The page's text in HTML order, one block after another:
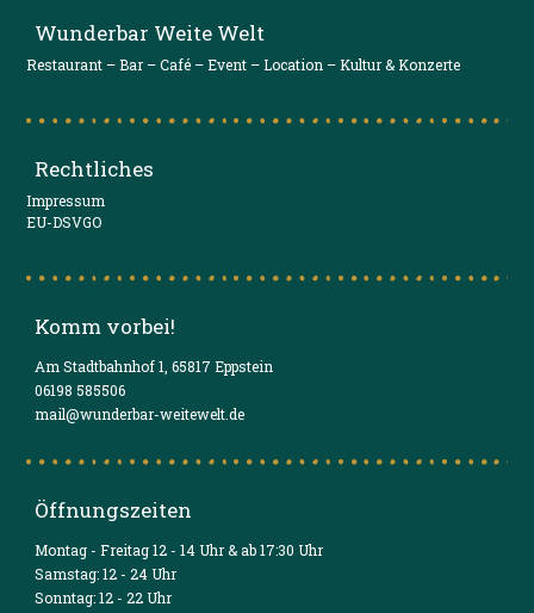
Wunderbar Weite Welt
Restaurant – Bar – Café – Event – Location – Kultur & Konzerte
Rechtliches
Impressum
EU-DSVGO
Komm vorbei!
Am Stadtbahnhof 1, 65817 Eppstein
06198 585506
mail@wunderbar-weitewelt.de
Öffnungszeiten
Montag - Freitag 12 - 14 Uhr & ab 17:30 Uhr
Samstag: 12 - 24 Uhr
Sonntag: 12 - 22 Uhr